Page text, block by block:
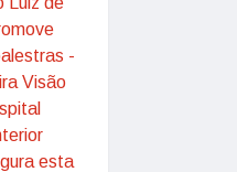
-
Visão
esta